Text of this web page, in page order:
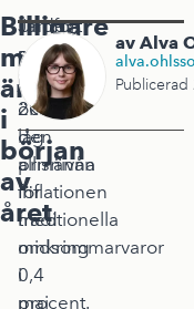
Billigare
mat
än
i
början
av
året
Jämfört
med
januari
2026
låg
prisnivån
för
traditionella
midsommarvaror
i
maj
Under
samma
period
ökade
den
allmänna
inflationen
med
omkring
0,4
procent.
av Alva
Publicerad